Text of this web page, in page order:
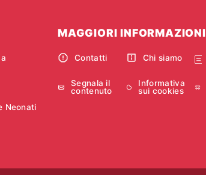
Neonati
MAGGIORI INFORMAZIONI
Contatti Chi siamo
Segnala il
contenuto
Informativa
sui cookies